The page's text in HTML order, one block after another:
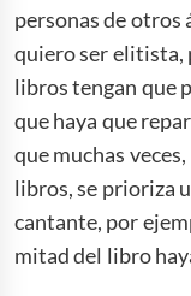
personas de
quiero ser elitista,
libros tengan que
que haya que
que muchas
libros, se prioriza
cantante, por
mitad del libro